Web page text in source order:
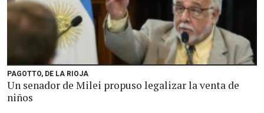
PAGOTTO, DE LA RIOJA
Un senador de Milei propuso legalizar la venta de
niños